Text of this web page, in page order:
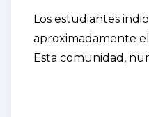
Los estudiantes
aproximadamente
Esta comunidad,